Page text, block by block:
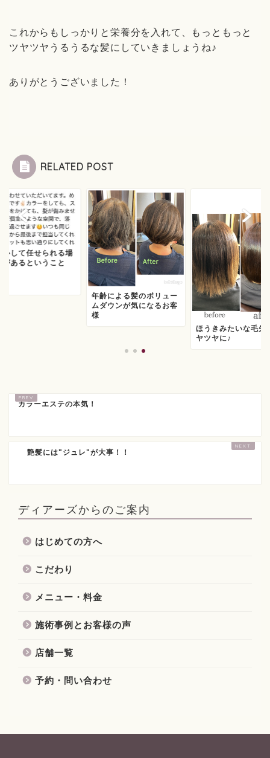
これからもしっかりと栄養分を入れて、もっともっと
ツヤツヤうるうるな髪にしていきましょうね♪
ありがとうございました！
RELATED POST
心して任せられる場
があるということ
年齢による髪のボリュー
ムダウンが気になるお客
様
ほうきみたいな毛先
ヤツヤに♪
カラーエステの本気！
艶髪には"ジュレ"が大事！！
ディアーズからのご案内
はじめての方へ
こだわり
メニュー・料金
施術事例とお客様の声
店舗一覧
予約・問い合わせ